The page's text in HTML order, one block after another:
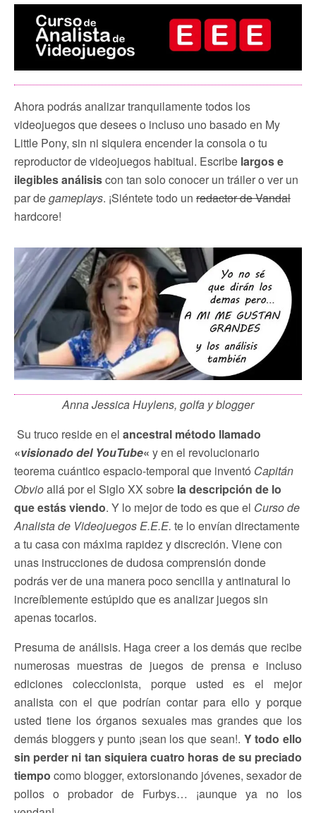
Ahora podrás analizar tranquilamente todos los
videojuegos que desees o incluso uno basado en My
Little Pony, sin ni siquiera encender la consola o tu
reproductor de videojuegos habitual. Escribe largos e
ilegibles análisiscon tan solo conocer un tráiler o ver un
par degameplays. ¡Siéntete todo un redactor de Vandal
hardcore!
Anna Jessica Huylens, golfa y blogger
Su truco reside en el ancestral método llamado
«visionado del YouTube« y en el revolucionario
teorema cuántico espacio-temporal que inventó Capitán
Obvioallá por el Siglo XX sobre la descripción de lo
que estás viendo. Y lo mejor de todo es que el Curso de
Analista de Videojuegos E.E.E. te lo envían directamente
a tu casa con máxima rapidez y discreción. Viene con
unas instrucciones de dudosa comprensión donde
podrás ver de una manera poco sencilla y antinatural lo
increíblemente estúpido que es analizar juegos sin
apenas tocarlos.
Presuma de análisis. Haga creer a los demás que recibe
numerosas muestras de juegos de prensa e incluso
ediciones coleccionista, porque usted es el mejor
analista con el que podrían contar para ello y porque
usted tiene los órganos sexuales mas grandes que los
demás bloggers y punto ¡sean los que sean!. Y todo ello
sin perder ni tan siquiera cuatro horas de su preciado
tiempo como blogger, extorsionando jóvenes, sexador de
pollos o probador de Furbys… ¡aunque ya no los